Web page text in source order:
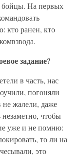
бойцы. На первых
кто ранен, кто
задание?
в часть, нас
погоняли
не жалели, даже
чтобы
уже и не помню:
то ли на
это